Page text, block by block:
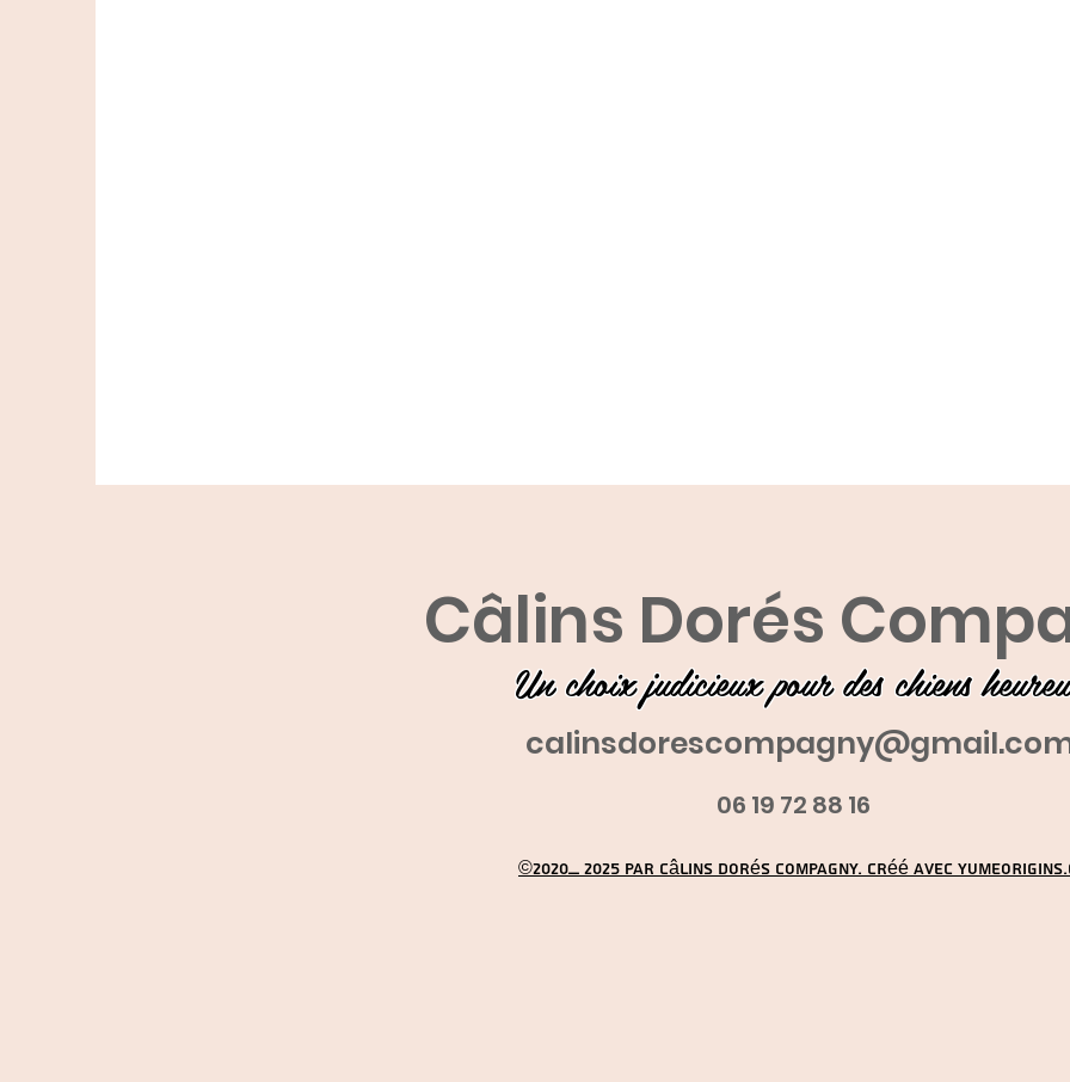
Câlins Dorés
Un choix judicieux pour des chiens
06 19 72 88 16
©2020_ 2025 par Câlins Dorés Compagny. Créé avec